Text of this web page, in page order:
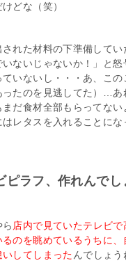
けどな（笑）
された材料の下準備して
いないじゃないか！」と
いないし・・・あ、こ
ったのを見逃してた）…あ
まだ食材全部もらってない
はレタスを入れることに
ピラフ、作れんでし
店内で見ていたテレビ
のを眺めているうちに
してしまった んでしょう